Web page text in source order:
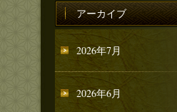
アーカイブ
2026年7月
2026年6月